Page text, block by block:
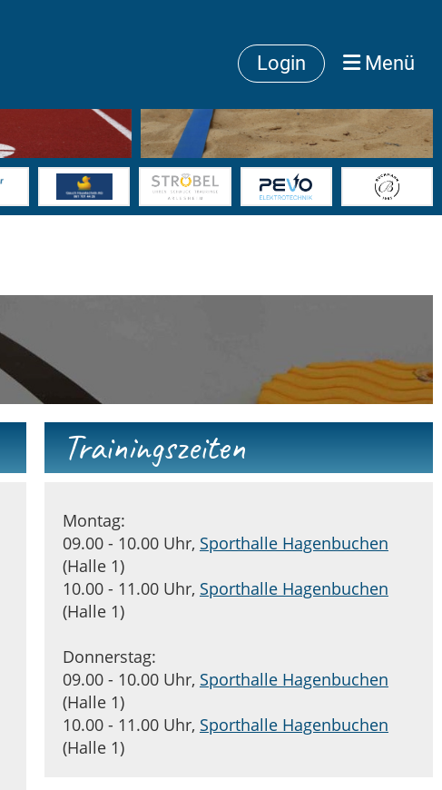
Login Menü
Trainingszeiten
Montag:
09.00 - 10.00 Uhr, Sporthalle Hagenbuchen
(Halle 1)
10.00 - 11.00 Uhr, Sporthalle Hagenbuchen
(Halle 1)
Donnerstag:
09.00 - 10.00 Uhr, Sporthalle Hagenbuchen
(Halle 1)
10.00 - 11.00 Uhr, Sporthalle Hagenbuchen
(Halle 1)